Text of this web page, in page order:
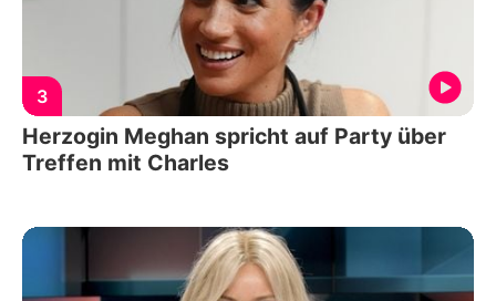
3
Herzogin Meghan spricht auf Party über
Treffen mit Charles